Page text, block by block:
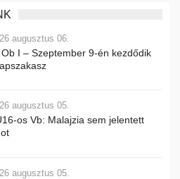
augusztus 06.
I – Szeptember 9-én kezdődik
augusztus 05.
os Vb: Malajzia sem jelentett
augusztus 05.